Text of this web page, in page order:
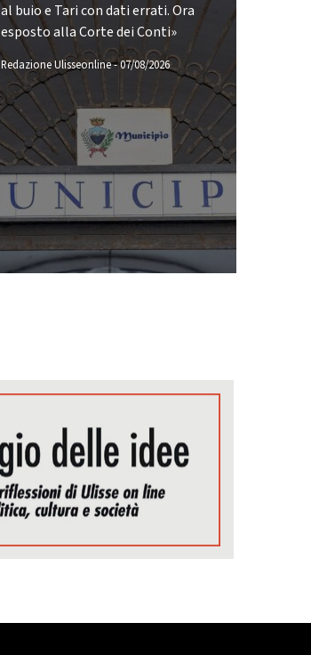
al buio e Tari con dati errati. Ora
esposto alla Corte dei Conti»
Redazione Ulisseonline-07/08/2026